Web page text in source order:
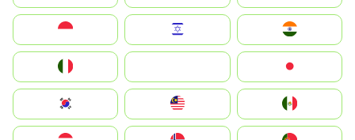
South Korea